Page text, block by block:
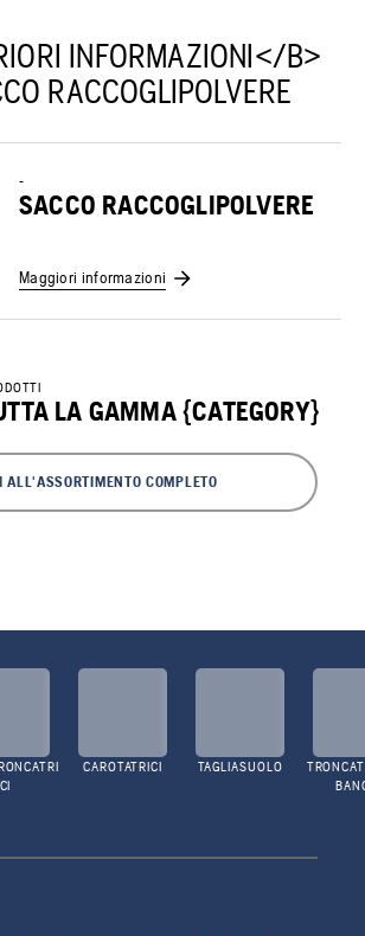
INFORMAZIONI</B>
RACCOGLIPOLVERE
-
SACCO RACCOGLIPOLVERE
Maggiori informazioni
LA GAMMA {CATEGORY}
ALL'ASSORTIMENTO COMPLETO
CI
CAROTATRICI TAGLIASUOLO